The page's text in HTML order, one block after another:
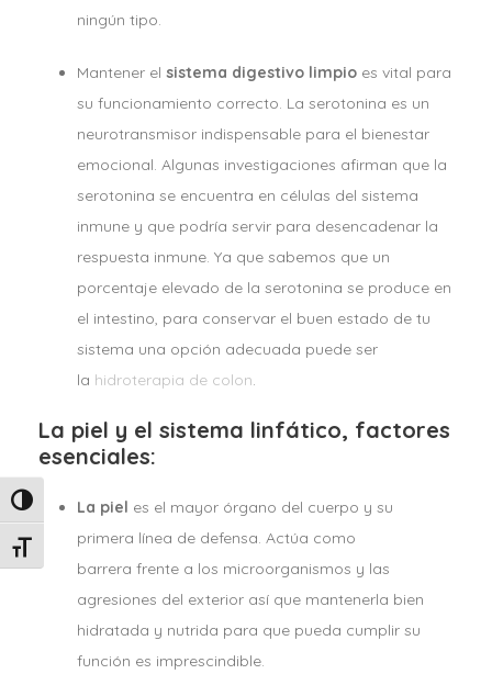
Alternar alto contraste
Alternar tamaño de letra
ningún tipo.
Mantener el sistema digestivo limpio es vital para
su funcionamiento correcto. La serotonina es un
neurotransmisor indispensable para el bienestar
emocional. Algunas investigaciones afirman que la
serotonina se encuentra en células del sistema
inmune y que podría servir para desencadenar la
respuesta inmune. Ya que sabemos que un
porcentaje elevado de la serotonina se produce en
el intestino, para conservar el buen estado de tu
sistema una opción adecuada puede ser
la hidroterapia de colon.
La piel y el sistema linfático, factores
esenciales:
La piel es el mayor órgano del cuerpo y su
primera línea de defensa. Actúa como
barrera frente a los microorganismos y las
agresiones del exterior así que mantenerla bien
hidratada y nutrida para que pueda cumplir su
función es imprescindible.